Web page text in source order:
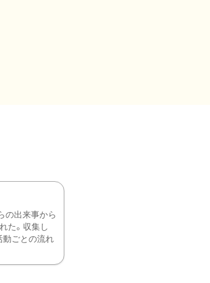
の出来事から
た。収集し
動ごとの流れ